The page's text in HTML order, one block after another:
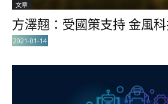
文章
方澤翹：受國策支持 金風
2021-01-14